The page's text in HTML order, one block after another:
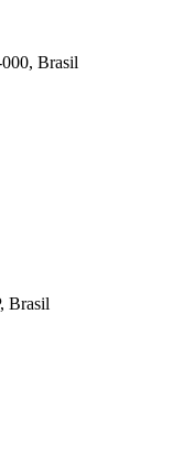
Brasil
Brasil